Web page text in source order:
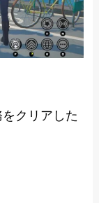
クリアした